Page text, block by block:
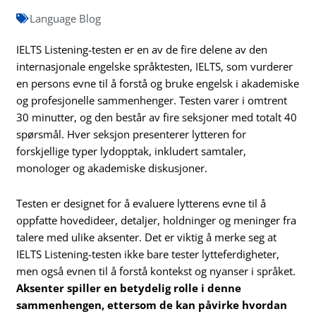
Language Blog
IELTS Listening-testen er en av de fire delene av den
internasjonale engelske språktesten, IELTS, som vurderer
en persons evne til å forstå og bruke engelsk i akademiske
og profesjonelle sammenhenger. Testen varer i omtrent
30 minutter, og den består av fire seksjoner med totalt 40
spørsmål. Hver seksjon presenterer lytteren for
forskjellige typer lydopptak, inkludert samtaler,
monologer og akademiske diskusjoner.
Testen er designet for å evaluere lytterens evne til å
oppfatte hovedideer, detaljer, holdninger og meninger fra
talere med ulike aksenter. Det er viktig å merke seg at
IELTS Listening-testen ikke bare tester lytteferdigheter,
men også evnen til å forstå kontekst og nyanser i språket.
Aksenter spiller en betydelig rolle i denne
sammenhengen, ettersom de kan påvirke hvordan